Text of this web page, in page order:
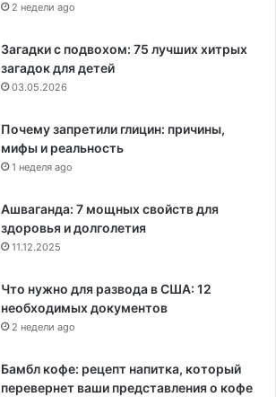
2 недели ago
Загадки с подвохом: 75 лучших хитрых
загадок для детей
03.05.2026
Почему запретили глицин: причины,
мифы и реальность
1 неделя ago
Ашваганда: 7 мощных свойств для
здоровья и долголетия
11.12.2025
Что нужно для развода в США: 12
необходимых документов
2 недели ago
Бамбл кофе: рецепт напитка, который
перевернет ваши представления о кофе